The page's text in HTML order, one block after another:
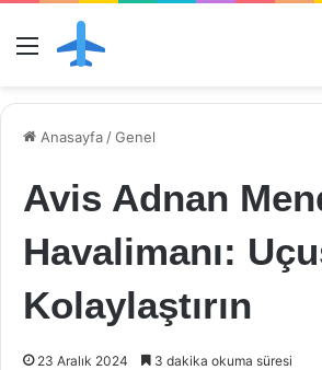
Menü
Anasayfa /Genel
Avis Adnan
Havalimanı:
Kolaylaştırın
23 Aralık 2024 3 dakika okuma süresi